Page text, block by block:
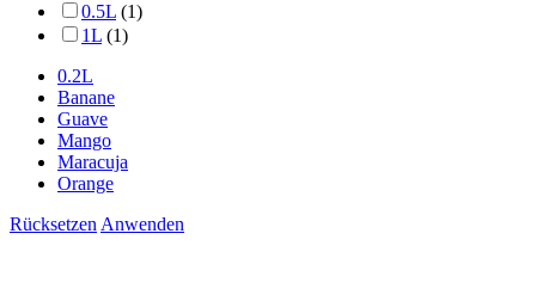
0.5L (1)
1L (1)
0.2L
Banane
Guave
Mango
Maracuja
Orange
Rücksetzen Anwenden